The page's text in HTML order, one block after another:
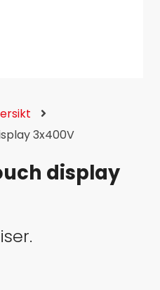
3x400V
display